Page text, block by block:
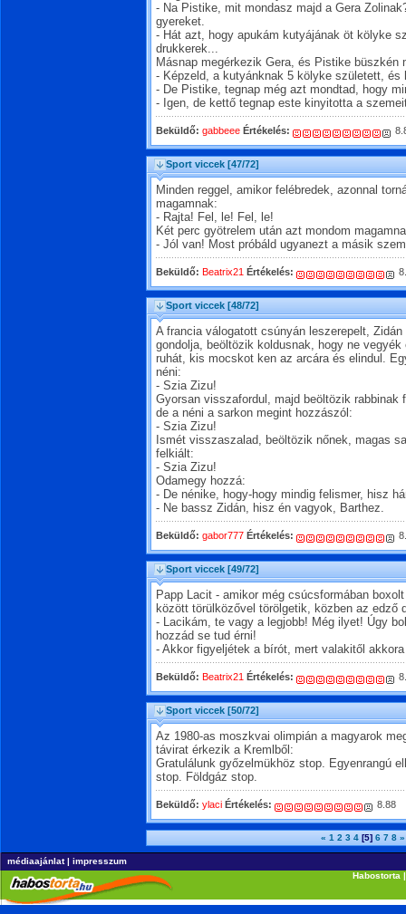
- Na Pistike, mit mondasz majd a Gera
gyereket.
- Hát azt, hogy apukám kutyájának öt kölyke
drukkerek...
Másnap megérkezik Gera, és Pistike büszkén
- Képzeld, a kutyánknak 5 kölyke született, és
- De Pistike, tegnap még azt mondtad, hogy
- Igen, de kettő tegnap este kinyitotta a
Beküldő: gabbeee Értékelés:
Sport viccek [47/72]
Minden reggel, amikor felébredek, azonnal
magamnak:
- Rajta! Fel, le! Fel, le!
Két perc gyötrelem után azt mondom
- Jól van! Most próbáld ugyanezt a másik
Beküldő: Beatrix21 Értékelés:
Sport viccek [48/72]
A francia válogatott csúnyán leszerepelt,
gondolja, beöltözik koldusnak, hogy ne
ruhát, kis mocskot ken az arcára és elindul.
néni:
- Szia Zizu!
Gyorsan visszafordul, majd beöltözik rabbinak
de a néni a sarkon megint hozzászól:
- Szia Zizu!
Ismét visszaszalad, beöltözik nőnek, magas
felkiált:
- Szia Zizu!
Odamegy hozzá:
- De nénike, hogy-hogy mindig felismer, hisz
- Ne bassz Zidán, hisz én vagyok, Barthez.
Beküldő: gabor777 Értékelés:
Sport viccek [49/72]
Papp Lacit - amikor még csúcsformában
között törülközővel törölgetik, közben az edző
- Lacikám, te vagy a legjobb! Még ilyet! Úgy
hozzád se tud érni!
- Akkor figyeljétek a bírót, mert valakitől
Beküldő: Beatrix21 Értékelés:
Sport viccek [50/72]
Az 1980-as moszkvai olimpián a magyarok
távirat érkezik a Kremlből:
Gratulálunk győzelmükhöz stop. Egyenrangú
stop. Földgáz stop.
Beküldő: ylaci Értékelés: 8.88
« 1 2 3 4 [5] 6 7 8 »
médiaajánlat| impresszum
Habostorta